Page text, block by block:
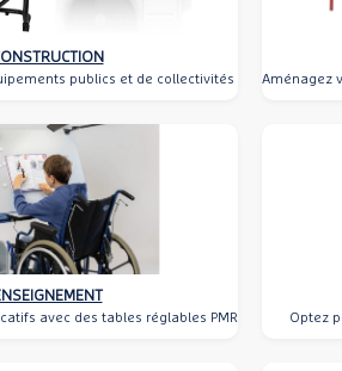
publics et de collectivités Aménagez
avec des tables réglables PMR Optez